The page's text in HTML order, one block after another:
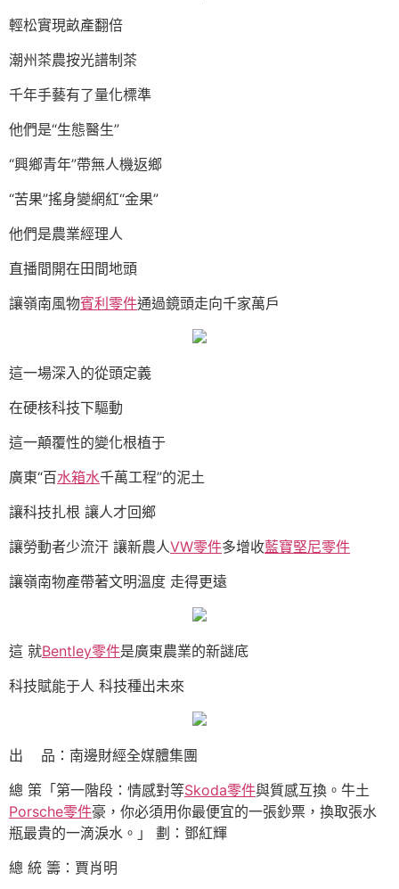
輕松實現畝產翻倍
潮州茶農按光譜制茶
千年手藝有了量化標準
他們是“生態醫生”
“興鄉青年”帶無人機返鄉
“苦果”搖身變網紅“金果”
他們是農業經理人
直播間開在田間地頭
讓嶺南風物賓利零件通過鏡頭走向千家萬戶
這一場深入的從頭定義
在硬核科技下驅動
這一顛覆性的變化根植于
廣東“百水箱水千萬工程”的泥土
讓科技扎根 讓人才回鄉
讓勞動者少流汗 讓新農人VW零件多增收藍寶堅尼零件
讓嶺南物產帶著文明溫度 走得更遠
這 就Bentley零件是廣東農業的新謎底
科技賦能于人 科技種出未來
出 品：南邊財經全媒體集團
總 策「第一階段：情感對等Skoda零件與質感互換。牛土
Porsche零件豪，你必須用你最便宜的一張鈔票，換取張水
瓶最貴的一滴淚水。」 劃：鄧紅輝
總 統 籌：賈肖明